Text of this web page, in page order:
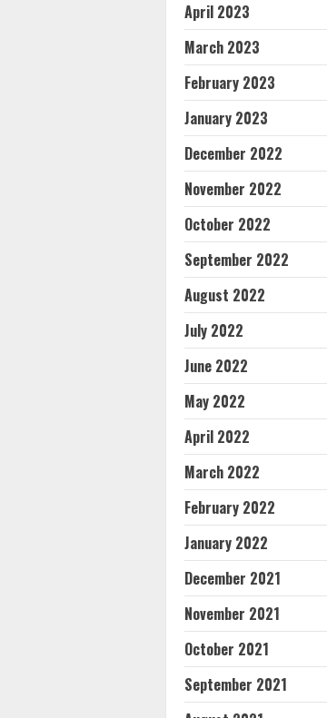
April 2023
March 2023
February 2023
January 2023
December 2022
November 2022
October 2022
September 2022
August 2022
July 2022
June 2022
May 2022
April 2022
March 2022
February 2022
January 2022
December 2021
November 2021
October 2021
September 2021